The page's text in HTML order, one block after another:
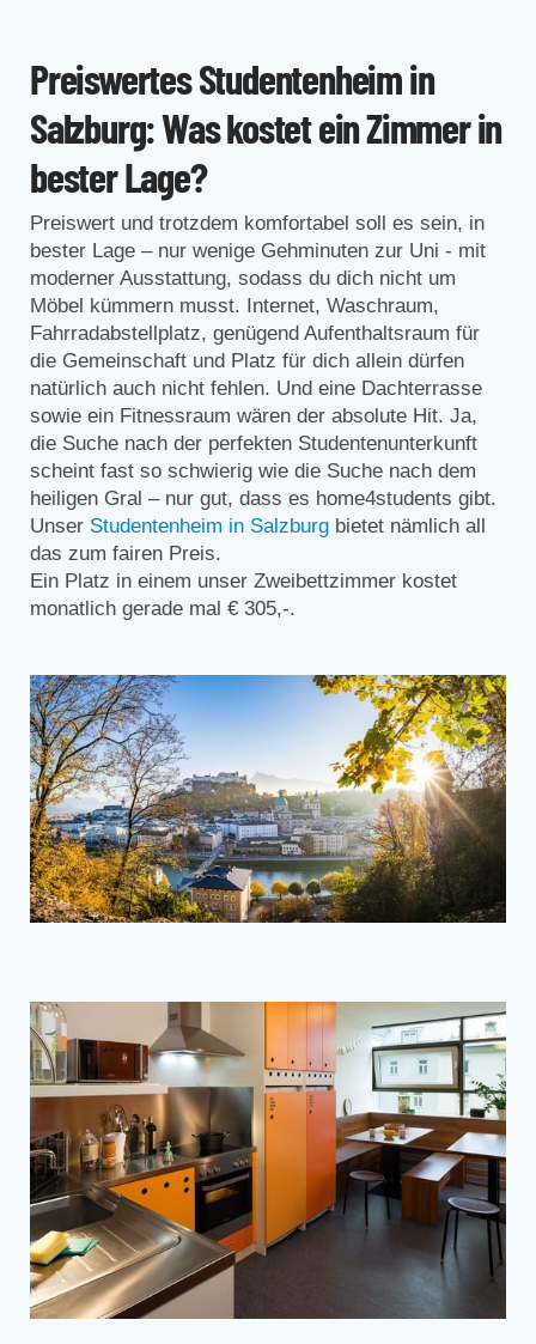
Preiswertes Studentenheim in
Salzburg: Was kostet ein Zimmer in
bester Lage?
Preiswert und trotzdem komfortabel soll es sein, in
bester Lage – nur wenige Gehminuten zur Uni - mit
moderner Ausstattung, sodass du dich nicht um
Möbel kümmern musst. Internet, Waschraum,
Fahrradabstellplatz, genügend Aufenthaltsraum für
die Gemeinschaft und Platz für dich allein dürfen
natürlich auch nicht fehlen. Und eine Dachterrasse
sowie ein Fitnessraum wären der absolute Hit. Ja,
die Suche nach der perfekten Studentenunterkunft
scheint fast so schwierig wie die Suche nach dem
heiligen Gral – nur gut, dass es home4students gibt.
Unser Studentenheim in Salzburg bietet nämlich all
das zum fairen Preis.
Ein Platz in einem unser Zweibettzimmer kostet
monatlich gerade mal € 305,-.